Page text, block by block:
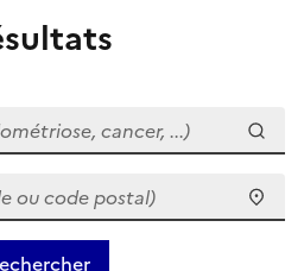
cancer, ...)
code postal)